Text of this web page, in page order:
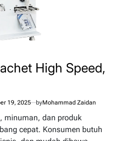
High Speed,
19, 2025 byMohammad Zaidan
minuman, dan produk
cepat. Konsumen butuh